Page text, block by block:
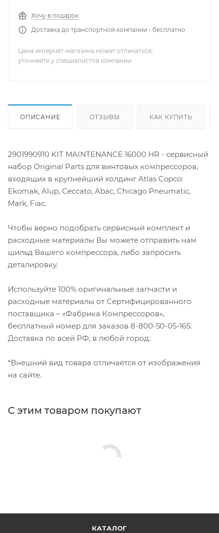
Хочу в подарок
Доставка до транспортной компании - бесплатно
Цена интернет-магазина может отличаться,
уточняйте у специалистов компании
ОПИСАНИЕ ОТЗЫВЫ КАК КУПИТЬ
2901990910 KIT MAINTENANCE 16000 HR - сервисный
набор Original Parts для винтовых компрессоров,
входящих в крупнейший холдинг Atlas Copco:
Ekomak, Alup, Ceccato, Abac, Chicago Pneumatic,
Mark, Fiac.
Чтобы верно подобрать сервисный комплект и
расходные материалы Вы можете отправить нам
шильд Вашего компрессора, либо запросить
деталировку.
Используйте 100% оригинальные запчасти и
расходные материалы от Сертифицированного
поставщика – «Фабрика Компрессоров»,
бесплатный номер для заказов 8-800-50-05-165.
Доставка по всей РФ, в любой город.
*Внешний вид товара отличается от изображения
на сайте.
С этим товаром покупают
КАТАЛОГ